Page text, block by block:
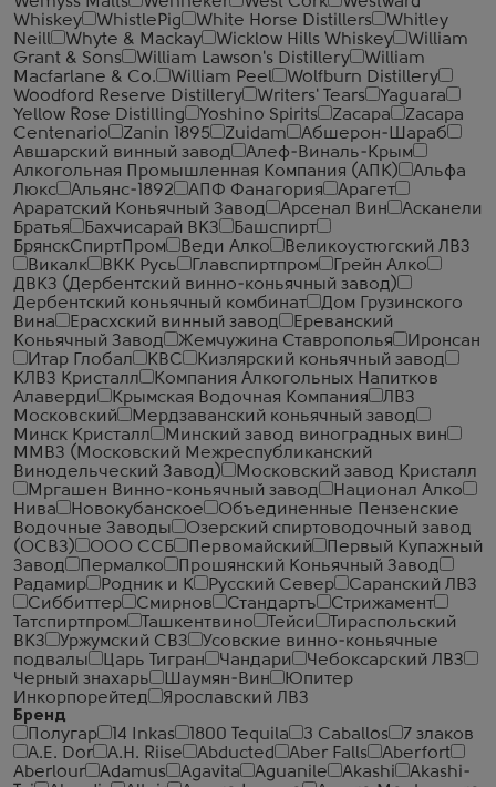
Whiskey
WhistlePig White Horse Distillers
Whitley
Neill
Whyte & Mackay Wicklow Hills Whiskey
William
Grant & Sons
William Lawson's Distillery
William
Macfarlane & Co.
William Peel
Wolfburn Distillery
Woodford Reserve Distillery
Writers' Tears
Yaguara
Yellow Rose Distilling
Yoshino Spirits Zacapa
Zacapa
Centenario
Zanin 1895 Zuidam
Абшерон-Шараб
Авшарский винный завод
Алеф-Виналь-Крым
Алкогольная Промышленная Компания (АПК)
Альфа
Люкс
Альянс-1892 АПФ Фанагория
Арагет
Араратский Коньячный Завод
Арсенал Вин
Асканели
Братья
Бахчисарай ВКЗ
Башспирт
БрянскСпиртПром
Веди Алко
Великоустюгский ЛВЗ
Викалк
ВКК Русь Главспиртпром
Грейн Алко
ДВКЗ (Дербентский винно-коньячный завод)
Дербентский коньячный комбинат
Дом Грузинского
Вина
Ерасхский винный завод
Ереванский
Коньячный Завод
Жемчужина Ставрополья
Иронсан
Итар Глобал
КВС
Кизлярский коньячный завод
КЛВЗ Кристалл
Компания Алкогольных Напитков
Алаверди
Крымская Водочная Компания
ЛВЗ
Московский
Мердзаванский коньячный завод
Минск Кристалл
Минский завод виноградных вин
ММВЗ (Московский Межреспубликанский
Винодельческий Завод)
Московский завод Кристалл
Мргашен Винно-коньячный завод
Национал Алко
Нива
Новокубанское
Объединенные Пензенские
Водочные Заводы
Озерский спиртоводочный завод
(ОСВЗ)
ООО ССБ Первомайский
Первый Купажный
Завод
Пермалко
Прошянский Коньячный Завод
Радамир
Родник и К Русский Север
Саранский ЛВЗ
Сиббиттер
Смирнов Стандартъ
Стрижамент
Татспиртпром
Ташкентвино Тейси
Тираспольский
ВКЗ
Уржумский СВЗ
Усовские винно-коньячные
подвалы
Царь Тигран Чандари
Чебоксарский ЛВЗ
Черный знахарь
Шаумян-Вин
Юпитер
Инкорпорейтед
Ярославский ЛВЗ
Бренд
Полугар
14 Inkas 1800 Tequila 3 Caballos
7 злаков
A.E. Dor
A.H. Riise Abducted Aber Falls
Aberfort
Aberlour
Adamus Agavita Aguanile Akashi
Akashi-